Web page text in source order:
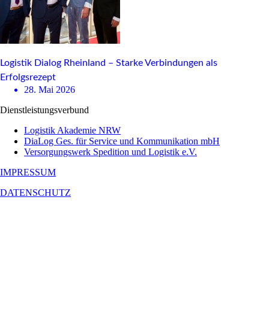
Logistik Dialog Rheinland – Starke Verbindungen als
Erfolgsrezept
28. Mai 2026
Dienstleistungsverbund
Logistik Akademie NRW
DiaLog Ges. für Service und Kommunikation mbH
Versorgungswerk Spedition und Logistik e.V.
IMPRESSUM
DATENSCHUTZ